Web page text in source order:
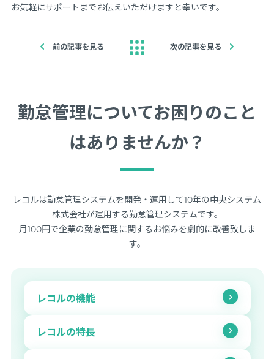
お気軽にサポートまでお伝えいただけますと幸いです。
前の記事を見る 次の記事を見る
勤怠管理についてお困りのこと
はありませんか？
レコルは勤怠管理システムを開発・運用して10年の中央システム
株式会社が運用する勤怠管理システムです。
月100円で企業の勤怠管理に関するお悩みを劇的に改善致しま
す。
レコルの機能
レコルの特長